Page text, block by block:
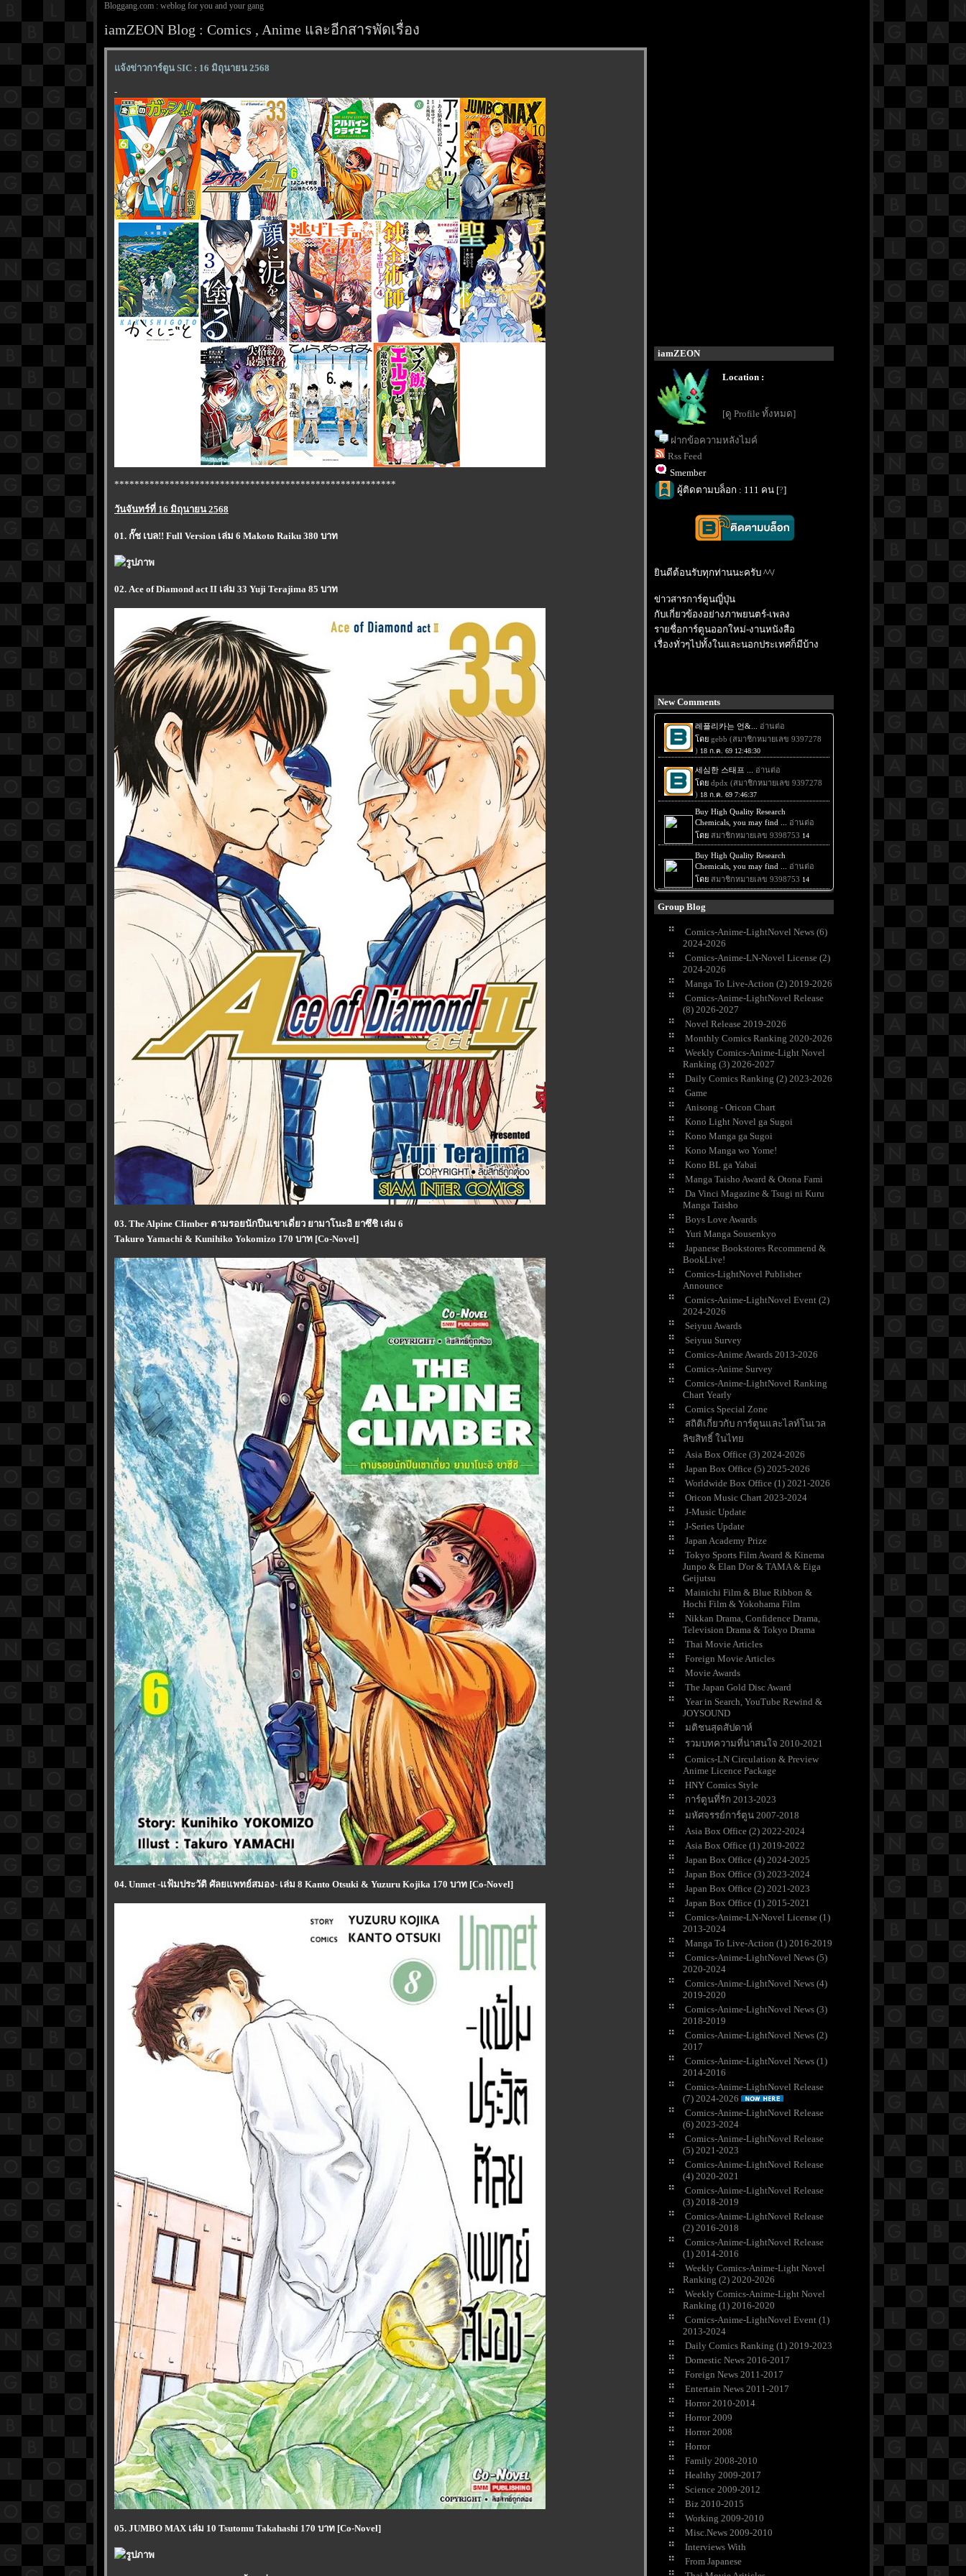
Bloggang.com : weblog for you and your gang
iamZEON Blog : Comics , Anime และอีกสารพัดเรื่อง
จ้งข่าวการ์ตูน SIC : 16 มิถุนายน 2568
-
********************************************************
วันจันทร์ที่ 16 มิถุนายน 2568
01. กั๊ช เบล!! Full Version เล่ม 6 Makoto Raiku 380 บาท
02. Ace of Diamond act II เล่ม 33 Yuji Terajima 85 บาท
03. The Alpine Climber ตามรอยนักปีนเขาเดี่ยว ยามาโนะอิ ยาซึชิ เล่ม 6
Takuro Yamachi & Kunihiko Yokomizo 170 บาท [Co-Novel]
04. Unmet -แฟ้มประวัติ ศัลยแพทย์สมอง- เล่ม 8 Kanto Otsuki & Yuzuru Kojika 170 บาท [Co-Novel]
05. JUMBO MAX เล่ม 10 Tsutomu Takahashi 170 บาท [Co-Novel]
iamZEON
Location :
[ดู Profile ทั้งหมด]
ฝากข้อความหลังไมค์
Rss Feed
Smember
ผู้ติดตามบล็อก : 111 คน [?]
ินดีต้อนรับทุกท่านนะครับ ^^/
ข่าวสารการ์ตูนญี่ปุ่น
กับเกี่ยวข้องอย่างภาพยนตร์-เพลง
รายชื่อการ์ตูนออกใหม่-งานหนังสือ
เรื่องทั่วๆไปทั้งในและนอกประเทศก็มีบ้าง
New Comments
Group Blog
Comics-Anime-LightNovel News (6)
2024-2026
Comics-Anime-LN-Novel License (2)
2024-2026
Manga To Live-Action (2) 2019-2026
Comics-Anime-LightNovel Release
(8) 2026-2027
Novel Release 2019-2026
Monthly Comics Ranking 2020-2026
Weekly Comics-Anime-Light Novel
Ranking (3) 2026-2027
Daily Comics Ranking (2) 2023-2026
Game
Anisong - Oricon Chart
Kono Light Novel ga Sugoi
Kono Manga ga Sugoi
Kono Manga wo Yome!
Kono BL ga Yabai
Manga Taisho Award & Otona Fami
Da Vinci Magazine & Tsugi ni Kuru
Manga Taisho
Boys Love Awards
Yuri Manga Sousenkyo
Japanese Bookstores Recommend &
BookLive!
Comics-LightNovel Publisher
Announce
Comics-Anime-LightNovel Event (2)
2024-2026
Seiyuu Awards
Seiyuu Survey
Comics-Anime Awards 2013-2026
Comics-Anime Survey
Comics-Anime-LightNovel Ranking
Chart Yearly
Comics Special Zone
สถิติเกี่ยวกับ การ์ตูนและไลท์โนเวล
ลิขสิทธิ์ ในไท
Asia Box Office (3) 2024-2026
Japan Box Office (5) 2025-2026
Worldwide Box Office (1) 2021-2026
Oricon Music Chart 2023-2024
J-Music Update
J-Series Update
Japan Academy Prize
Tokyo Sports Film Award & Kinema
Junpo & Elan D'or & TAMA & Eiga
Geijutsu
Mainichi Film & Blue Ribbon &
Hochi Film & Yokohama Film
Nikkan Drama, Confidence Drama,
Television Drama & Tokyo Drama
Thai Movie Articles
Foreign Movie Articles
Movie Awards
The Japan Gold Disc Award
Year in Search, YouTube Rewind &
JOYSOUND
มติชนสุดสัปดาห์
รวมบทความที่น่าสนใจ 2010-2021
Comics-LN Circulation & Preview
Anime Licence Package
HNY Comics Style
การ์ตูนที่รัก 2013-2023
มหัศจรรย์การ์ตูน 2007-2018
Asia Box Office (2) 2022-2024
Asia Box Office (1) 2019-2022
Japan Box Office (4) 2024-2025
Japan Box Office (3) 2023-2024
Japan Box Office (2) 2021-2023
Japan Box Office (1) 2015-2021
Comics-Anime-LN-Novel License (1)
2013-2024
Manga To Live-Action (1) 2016-2019
Comics-Anime-LightNovel News (5)
2020-2024
Comics-Anime-LightNovel News (4)
2019-2020
Comics-Anime-LightNovel News (3)
2018-2019
Comics-Anime-LightNovel News (2)
2017
Comics-Anime-LightNovel News (1)
2014-2016
Comics-Anime-LightNovel Release
(7) 2024-2026
Comics-Anime-LightNovel Release
(6) 2023-2024
Comics-Anime-LightNovel Release
(5) 2021-2023
Comics-Anime-LightNovel Release
(4) 2020-2021
Comics-Anime-LightNovel Release
(3) 2018-2019
Comics-Anime-LightNovel Release
(2) 2016-2018
Comics-Anime-LightNovel Release
(1) 2014-2016
Weekly Comics-Anime-Light Novel
Ranking (2) 2020-2026
Weekly Comics-Anime-Light Novel
Ranking (1) 2016-2020
Comics-Anime-LightNovel Event (1)
2013-2024
Daily Comics Ranking (1) 2019-2023
Domestic News 2016-2017
Foreign News 2011-2017
Entertain News 2011-2017
Horror 2010-2014
Horror 2009
Horror 2008
Horror
Family 2008-2010
Healthy 2009-2017
Science 2009-2012
Biz 2010-2015
Working 2009-2010
Misc.News 2009-2010
Interviews With
From Japanese